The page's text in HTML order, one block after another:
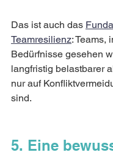
Das ist auch das
Teamresilienz: Teams,
Bedürfnisse gesehen
langfristig belastbarer
nur auf
sind.
5. Eine